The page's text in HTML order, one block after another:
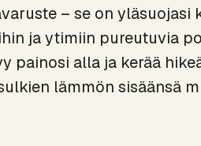
– se on yläsuojasi
ja ytimiin pureutuvia
painosi alla ja kerää
lämmön sisäänsä